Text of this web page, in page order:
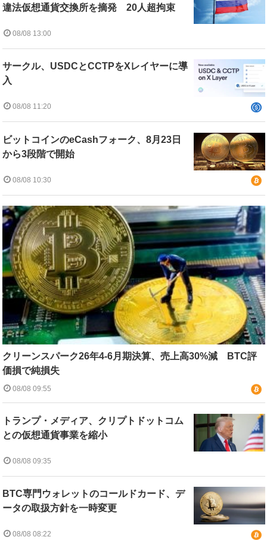
違法仮想通貨交換所を摘発 20人超拘束
08/08 13:00
サークル、USDCとCCTPをXレイヤーに導
入
08/08 11:20
ビットコインのeCashフォーク、8月23日
から3段階で開始
08/08 10:30
クリーンスパーク26年4-6月期決算、売上高30%減 BTC評
価損で純損失
08/08 09:55
トランプ・メディア、クリプトドットコム
との仮想通貨事業を縮小
08/08 09:35
BTC専門ウォレットのコールドカード、デ
ータの取扱方針を一時変更
08/08 08:22